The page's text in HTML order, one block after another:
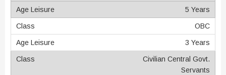
5 Years
OBC
3 Years
Civilian Central Govt.
Servants